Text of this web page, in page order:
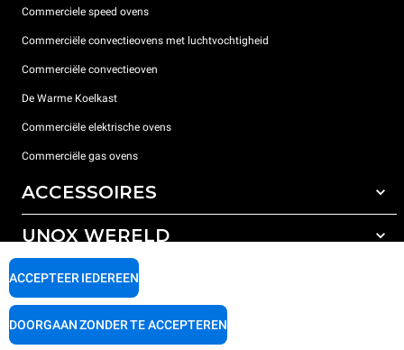
Commerciele speed ovens
Commerciële convectieovens met luchtvochtigheid
Commerciële convectieoven
De Warme Koelkast
Commerciële elektrische ovens
Commerciële gas ovens
ACCESSOIRES
All the accessories
Detergenten voor automatisch wassen
Detergenten voor handmatig wassen
Waterbehandeling met harsfilters
UNOX WERELD
Onze vestigingen wereldwijd
ONDERSTEUNING
Unox garantie
ACCEPTEER IEDEREEN
DOORGAAN ZONDER TE ACCEPTEREN